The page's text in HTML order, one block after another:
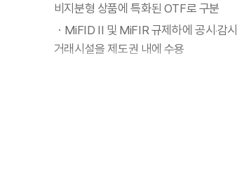
비지분형 상품에 특화된 OTF로 구분
・MiFID II 및 MiFIR 규제하에 공시‧
거래시설을 제도권 내에 수용
・PTS(Proprietary Trading System)
・일본은 폐쇄적 시장 구조 보완 및 경